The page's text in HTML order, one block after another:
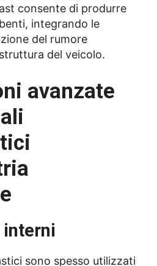
consente di produrre
integrando le
del rumore
del veicolo.
avanzate
interni
sono spesso utilizzati